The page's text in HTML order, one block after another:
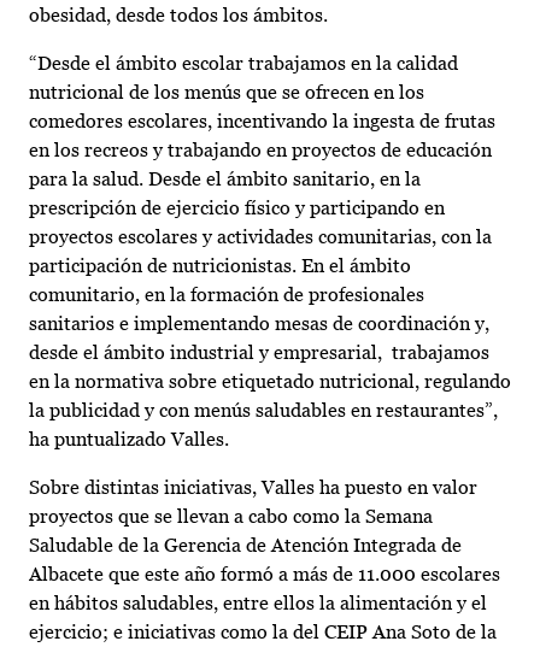
obesidad, desde todos los ámbitos.
“Desde el ámbito escolar trabajamos en la calidad
nutricional de los menús que se ofrecen en los
comedores escolares, incentivando la ingesta de frutas
en los recreos y trabajando en proyectos de educación
para la salud. Desde el ámbito sanitario, en la
prescripción de ejercicio físico y participando en
proyectos escolares y actividades comunitarias, con la
participación de nutricionistas. En el ámbito
comunitario, en la formación de profesionales
sanitarios e implementando mesas de coordinación y,
desde el ámbito industrial y empresarial, trabajamos
en la normativa sobre etiquetado nutricional, regulando
la publicidad y con menús saludables en restaurantes”,
ha puntualizado Valles.
Sobre distintas iniciativas, Valles ha puesto en valor
proyectos que se llevan a cabo como la Semana
Saludable de la Gerencia de Atención Integrada de
Albacete que este año formó a más de 11.000 escolares
en hábitos saludables, entre ellos la alimentación y el
ejercicio; e iniciativas como la del CEIP Ana Soto de la